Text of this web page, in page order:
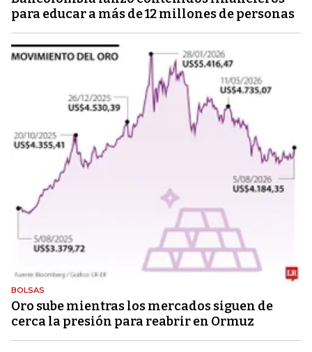
para educar a más de 12 millones de personas
BOLSAS
Oro sube mientras los mercados siguen de
cerca la presión para reabrir en Ormuz